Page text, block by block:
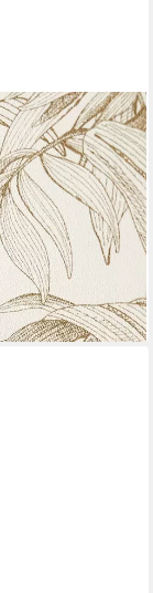
Dschungel -
Palmen Blätter